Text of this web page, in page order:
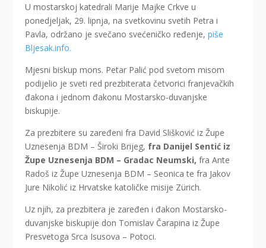
U mostarskoj katedrali Marije Majke Crkve u
ponedjeljak, 29. lipnja, na svetkovinu svetih Petra i
Pavla, održano je svečano svećeničko ređenje,piše
Bljesak.info.
Mjesni biskup mons. Petar Palić pod svetom misom
podijelio je sveti red prezbiterata četvorici franjevačkih
đakona i jednom đakonu Mostarsko-duvanjske
biskupije.
Za prezbitere su zaređeni fra David Slišković iz Župe
Uznesenja BDM – Široki Brijeg, fra Danijel Sentić iz
Župe Uznesenja BDM – Gradac Neumski, fra Ante
Radoš iz Župe Uznesenja BDM – Seonica te fra Jakov
Jure Nikolić iz Hrvatske katoličke misije Zürich.
Uz njih, za prezbitera je zaređen i đakon Mostarsko-
duvanjske biskupije don Tomislav Čarapina iz Župe
Presvetoga Srca Isusova – Potoci.